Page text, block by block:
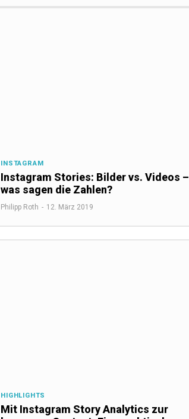
INSTAGRAM
Instagram Stories: Bilder vs. Videos –
was sagen die Zahlen?
Philipp Roth - 12. März 2019
HIGHLIGHTS
Mit Instagram Story Analytics zur